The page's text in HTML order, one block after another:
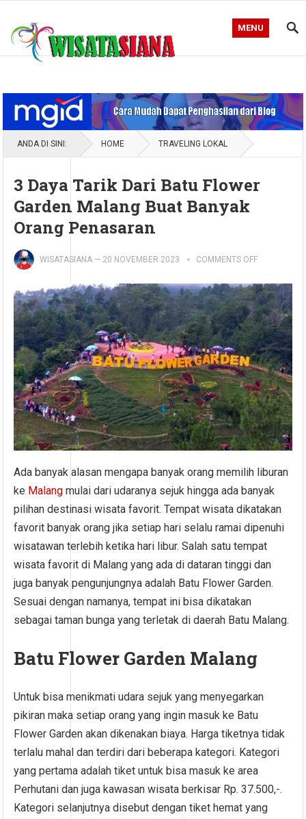
MENU
ANDA DI SINI: HOME TRAVELING LOKAL
3 Daya Tarik Dari Batu Flower
Garden Malang Buat Banyak
Orang Penasaran
WISATASIANA — 20 NOVEMBER 2023 COMMENTS OFF
Ada banyak alasan mengapa banyak orang memilih liburan
ke Malang mulai dari udaranya sejuk hingga ada banyak
pilihan destinasi wisata favorit. Tempat wisata dikatakan
favorit banyak orang jika setiap hari selalu ramai dipenuhi
wisatawan terlebih ketika hari libur. Salah satu tempat
wisata favorit di Malang yang ada di dataran tinggi dan
juga banyak pengunjungnya adalah Batu Flower Garden.
Sesuai dengan namanya, tempat ini bisa dikatakan
sebagai taman bunga yang terletak di daerah Batu Malang.
Batu Flower Garden Malang
Untuk bisa menikmati udara sejuk yang menyegarkan
pikiran maka setiap orang yang ingin masuk ke Batu
Flower Garden akan dikenakan biaya. Harga tiketnya tidak
terlalu mahal dan terdiri dari beberapa kategori. Kategori
yang pertama adalah tiket untuk bisa masuk ke area
Perhutani dan juga kawasan wisata berkisar Rp. 37.500,-.
Kategori selanjutnya disebut dengan tiket hemat yang